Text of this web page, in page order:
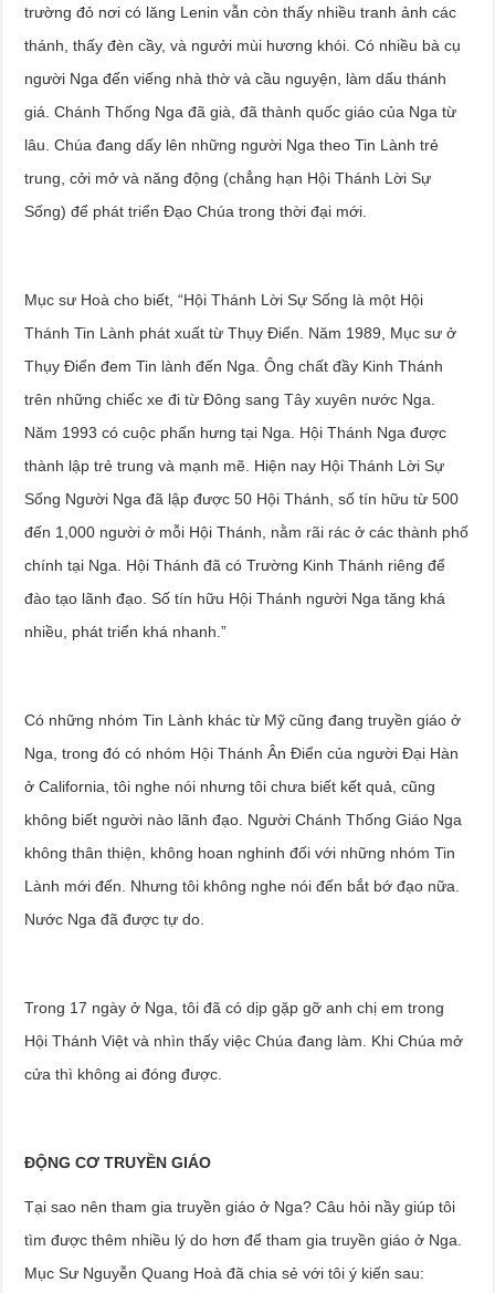
trường đỏ nơi có lăng Lenin vẫn còn thấy nhiều tranh ảnh các
thánh, thấy đèn cầy, và ngưởi mùi hương khói. Có nhiều bà cụ
người Nga đến viếng nhà thờ và cầu nguyện, làm dấu thánh
giá. Chánh Thống Nga đã già, đã thành quốc giáo của Nga từ
lâu. Chúa đang dấy lên những người Nga theo Tin Lành trẻ
trung, cởi mở và năng động (chẳng hạn Hội Thánh Lời Sự
Sống) để phát triển Đạo Chúa trong thời đại mới.
Mục sư Hoà cho biết, “Hội Thánh Lời Sự Sống là một Hội
Thánh Tin Lành phát xuất từ Thụy Điển. Năm 1989, Mục sư ở
Thụy Điển đem Tin lành đến Nga. Ông chất đầy Kinh Thánh
trên những chiếc xe đi từ Đông sang Tây xuyên nước Nga.
Năm 1993 có cuộc phấn hưng tại Nga. Hội Thánh Nga được
thành lập trẻ trung và mạnh mẽ. Hiện nay Hội Thánh Lời Sự
Sống Người Nga đã lập được 50 Hội Thánh, số tín hữu từ 500
đến 1,000 người ở mỗi Hội Thánh, nằm rãi rác ở các thành phố
chính tại Nga. Hội Thánh đã có Trường Kinh Thánh riêng để
đào tạo lãnh đạo. Số tín hữu Hội Thánh người Nga tăng khá
nhiều, phát triển khá nhanh.”
Có những nhóm Tin Lành khác từ Mỹ cũng đang truyền giáo ở
Nga, trong đó có nhóm Hội Thánh Ân Điển của người Đại Hàn
ở California, tôi nghe nói nhưng tôi chưa biết kết quả, cũng
không biết người nào lãnh đạo. Người Chánh Thống Giáo Nga
không thân thiện, không hoan nghinh đối với những nhóm Tin
Lành mới đến. Nhưng tôi không nghe nói đến bắt bớ đạo nữa.
Nước Nga đã được tự do.
Trong 17 ngày ở Nga, tôi đã có dịp gặp gỡ anh chị em trong
Hội Thánh Việt và nhìn thấy việc Chúa đang làm. Khi Chúa mở
cửa thì không ai đóng được.
ĐỘNG CƠ TRUYỀN GIÁO
Tại sao nên tham gia truyền giáo ở Nga? Câu hỏi nầy giúp tôi
tìm được thêm nhiều lý do hơn để tham gia truyền giáo ở Nga.
Mục Sư Nguyễn Quang Hoà đã chia sẻ với tôi ý kiến sau: